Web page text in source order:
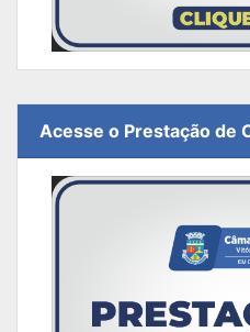
Acesse o Prestação de